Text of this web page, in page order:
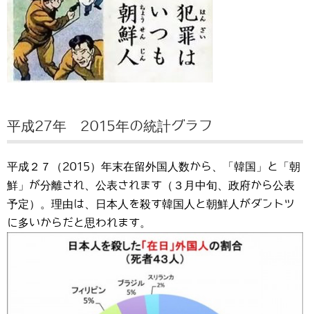
平成27年 2015年の統計グラフ
平成２７（2015）年末在留外国人数から、「韓国」と「朝
鮮」が分離され、公表されます（３月中旬、政府から公表
予定）。理由は、日本人を殺す韓国人と朝鮮人がダントツ
に多いからだと思われます。